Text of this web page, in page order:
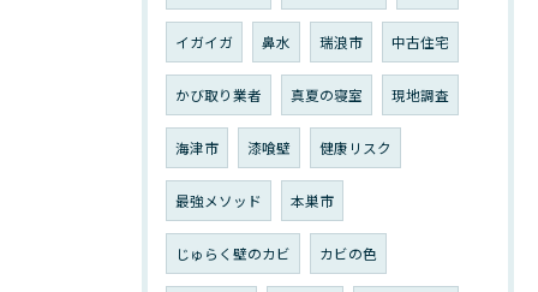
イガイガ 鼻水 瑞浪市 中古住宅
かび取り業者 真夏の寝室 現地調査
海津市 漆喰壁 健康リスク
最強メソッド 本巣市
じゅらく壁のカビ カビの色